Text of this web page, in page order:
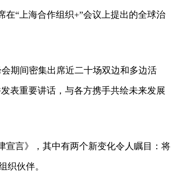
“上海合作组织+”会议上提出的全球治
期间密集出席近二十场双边和多边活
表重要讲话，与各方携手共绘未来发展
言》，其中有两个新变化令人瞩目：将
织伙伴。